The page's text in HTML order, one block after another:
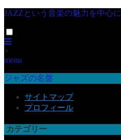
JAZZという音楽の魅力を中心に
×
menu
ジャズの名盤
サイトマップ
プロフィール
カテゴリー